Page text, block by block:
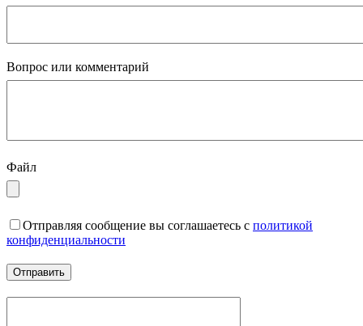
Вопрос или комментарий
Файл
Отправляя сообщение вы соглашаетесь с политикой
конфиденциальности